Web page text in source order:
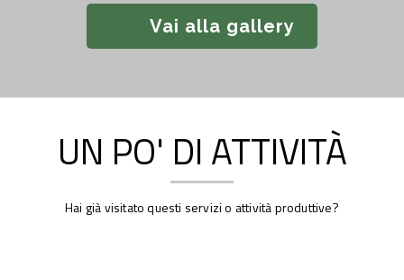
Vai alla gallery
UN PO' DI ATTIVITÀ
Hai già visitato questi servizi o attività produttive?